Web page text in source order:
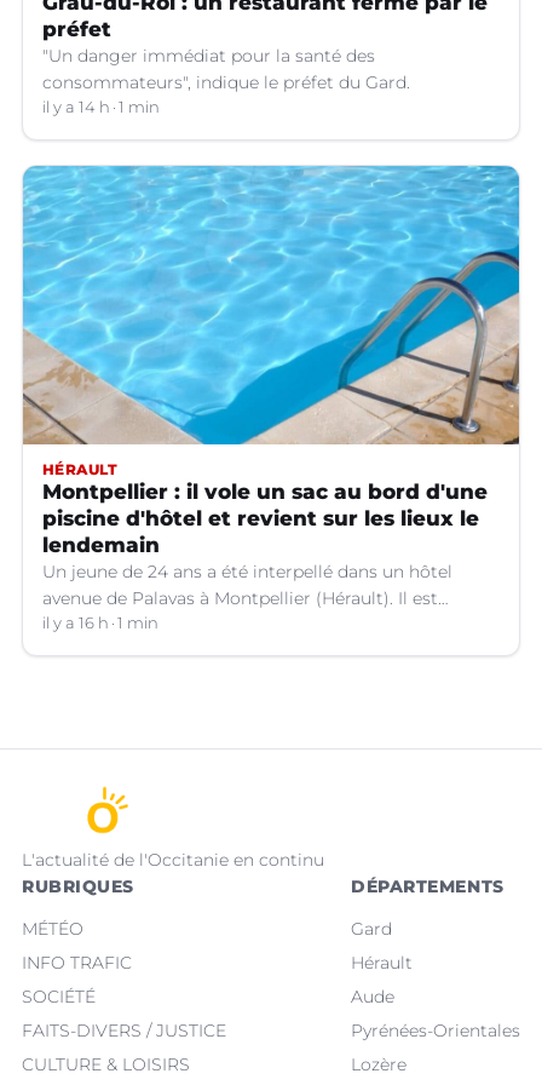
préfet
"Un danger immédiat pour la santé des
consommateurs", indique le préfet du Gard.
il y a 14 h 1 min
HÉRAULT
Montpellier : il vole un sac au bord d'une
piscine d'hôtel et revient sur les lieux le
lendemain
Un jeune de 24 ans a été interpellé dans un hôtel
avenue de Palavas à Montpellier (Hérault). Il est
suspecté d'avoir volé le sac d'une cliente.
il y a 16 h 1 min
L'actualité de l'Occitanie en continu
RUBRIQUES
MÉTÉO
INFO TRAFIC
SOCIÉTÉ
FAITS-DIVERS / JUSTICE
CULTURE & LOISIRS
DÉPARTEMENTS
Gard
Hérault
Aude
Pyrénées-Orientales
Lozère